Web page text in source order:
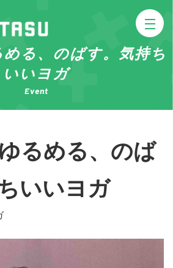
る、のばす。気持ち
いいヨガ
Event
るめる、のば
いいヨガ